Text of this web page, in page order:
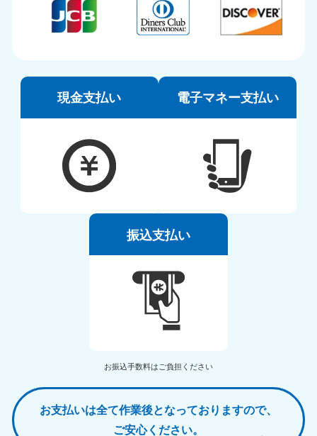
現金支払い 電子マネー支払い
振込支払い
お振込手数料はご負担ください
お支払いは全て作業後となっておりますので、
ご安心ください。